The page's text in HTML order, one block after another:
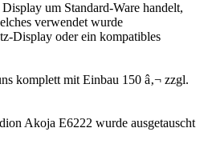
um Standard-Ware handelt,
verwendet wurde
Display oder ein kompatibles
komplett mit Einbau 150 â‚¬ zzgl.